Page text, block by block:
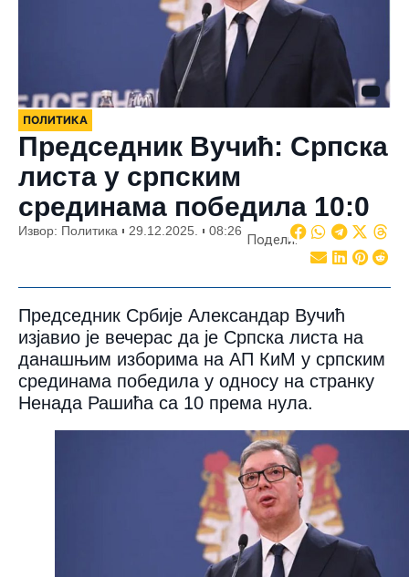
ПОЛИТИКА
Председник Вучић: Српска
листа у српским
срединама победила 10:0
Извор: Политика 29.12.2025. 08:26
Подели:
Председник Србије Александар Вучић
изјавио је вечерас да је Српска листа на
данашњим изборима на АП КиМ у српским
срединама победила у односу на странку
Ненада Рашића са 10 према нула.